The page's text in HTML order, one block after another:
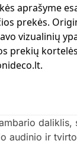
aprašyme
prekės.
vizualinių
prekių
audinio ir